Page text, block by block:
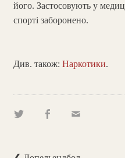
його. Застосовують у
спорті заборонено.
Див. також: Наркотики.